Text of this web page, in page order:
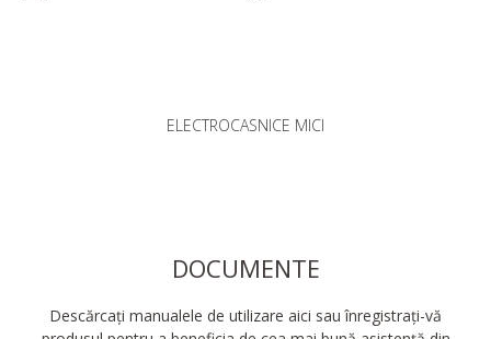
ELECTROCASNICE MICI
DOCUMENTE
Descărcați manualele de utilizare aici sau înregistrați-vă